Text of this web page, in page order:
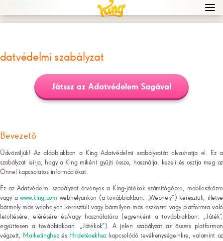
A KING-JÁTÉKOK ADATVÉDELMI SZABÁLYZATA
szabályzat
Bevezető
Üdvözöljük! Az alábbiakban a King Adatvédelmi szabályzatát olvashatja el. Ez a
szabályzat leírja, hogy a King miként gyűjti össze, használja, kezeli és osztja meg az
Önnel kapcsolatos információkat.
Ez az Adatvédelmi szabályzat érvényes a King-játékok számítógépre, mobileszközre
vagy awww.king.com webhelyünkön (a továbbiakban: „Webhely”) keresztüli, illetve
bármely más webhelyen keresztüli vagy bármilyen más eszközre vagy platformra való
letöltésére, elérésére és/vagy használatára (egyenként a továbbiakban: „Játék”,
együttesen a továbbiakban: „Játékok”). A jelen szabályzat az összes platformon
végzett, Marketinghezés Hirdetésekhez kapcsolódó tevékenységeinkre, valamint az
Játssz az Adatvédelem Sagával